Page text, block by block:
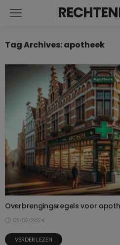
Tag Archives: apotheek
Overbrengingsregels voor
05/02/2024
VERDER LEZEN